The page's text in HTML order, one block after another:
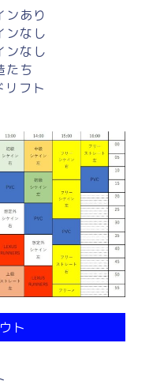
ンあり
ンなし
ンなし
たち
リフト
ト